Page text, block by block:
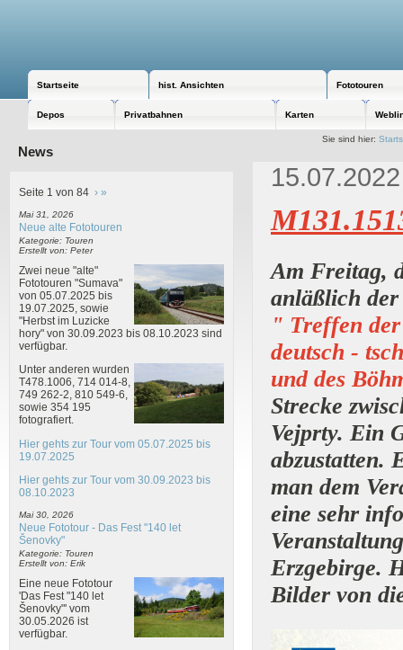
Startseite hist. Ansichten Fototouren
Depos Privatbahnen Karten
Sie sind hier:
News
Seite 1 von 84 › »
Mai 31, 2026
Neue alte Fototouren
Kategorie: Touren
Erstellt von: Peter
Zwei neue "alte"
Fototouren "Sumava"
von 05.07.2025 bis
19.07.2025, sowie
"Herbst im Luzicke
hory" von 30.09.2023 bis 08.10.2023 sind
verfügbar.
Unter anderen wurden
T478.1006, 714 014-8,
749 262-2, 810 549-6,
sowie 354 195
fotografiert.
Hier gehts zur Tour vom 05.07.2025 bis
19.07.2025
Hier gehts zur Tour vom 30.09.2023 bis
08.10.2023
Mai 30, 2026
Neue Fototour - Das Fest "140 let
Šenovky"
Kategorie: Touren
Erstellt von: Erik
Eine neue Fototour
'Das Fest "140 let
Šenovky"' vom
30.05.2026 ist
verfügbar.
15.07.2022
Am Freitag,
anläßlich
" Treffen der
deutsch -
und des
Strecke
Vejprty. Ein
abzustatten.
man dem
eine sehr
Erzgebirge.
Bilder von